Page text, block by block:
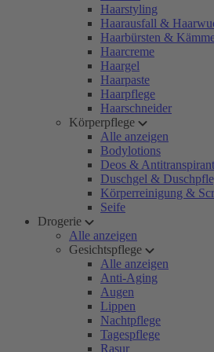
Haarstyling
Haarausfall &
Haarbürsten &
Haarcreme
Haargel
Haarpaste
Haarpflege
Haarschneider
Körperpflege
Alle anzeigen
Bodylotions
Deos &
Duschgel &
Körperreinigung &
Seife
Drogerie
Alle anzeigen
Gesichtspflege
Alle anzeigen
Anti-Aging
Augen
Lippen
Nachtpflege
Tagespflege
Rasur